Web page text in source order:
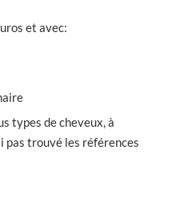
et avec:
types de cheveux, à
pas trouvé les références